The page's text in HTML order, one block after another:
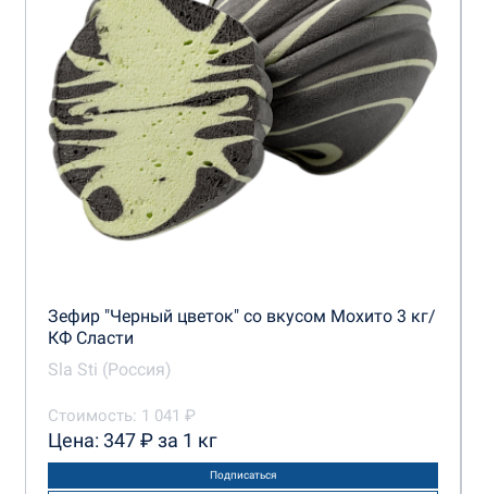
Зефир "Черный цветок" со вкусом Мохито 3 кг/
КФ Сласти
Sla Sti (Россия)
Стоимость: 1 041 ₽
Цена: 347 ₽ за 1 кг
Подписаться